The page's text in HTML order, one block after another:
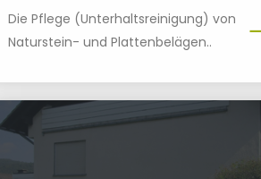
Die Pflege (Unterhaltsreinigung) von
Naturstein- und Plattenbelägen..